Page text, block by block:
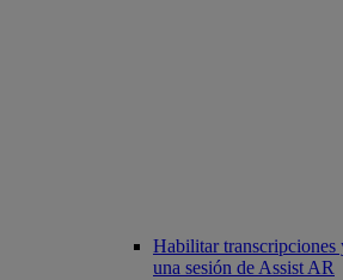
Habilitar transcripciones
una sesión de Assist AR